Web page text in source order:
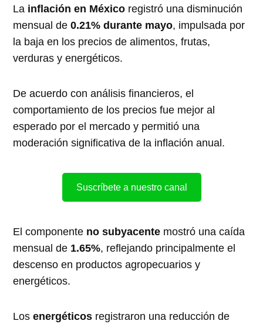
La inflación en México registró una disminución
mensual de0.21% durante mayo, impulsada por
la baja en los precios de alimentos, frutas,
verduras y energéticos.
De acuerdo con análisis financieros, el
comportamiento de los precios fue mejor al
esperado por el mercado y permitió una
moderación significativa de la inflación anual.
Suscríbete a nuestro canal
El componente no subyacente mostró una caída
mensual de 1.65%, reflejando principalmente el
descenso en productos agropecuarios y
energéticos.
Losenergéticos registraron una reducción de